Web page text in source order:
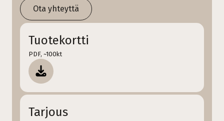
Ota yhteyttä
Tuotekortti
PDF, ~100kt
Tarjous